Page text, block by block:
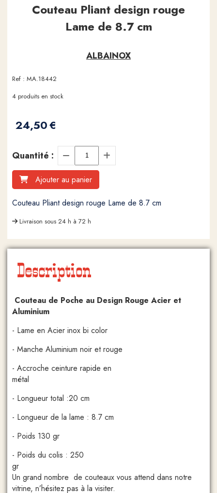
Couteau Pliant design rouge
Lame de 8.7 cm
ALBAINOX
Ref : MA.18442
24,50€
4 produits en stock
Quantité :
Ajouter au panier
Couteau Pliant design rouge Lame de 8.7 cm
Livraison sous 24 h à 72 h
Description
Couteau de Poche au Design Rouge Acier et
Aluminium
- Lame en Acier inox bi color
- Manche Aluminium noir et rouge
- Accroche ceinture rapide en
métal
- Longueur total :20 cm
- Longueur de la lame : 8.7 cm
- Poids 130 gr
- Poids du colis : 250
Un grand nombre de couteaux vous attend dans notre
vitrine, n’hésitez pas à la visiter.